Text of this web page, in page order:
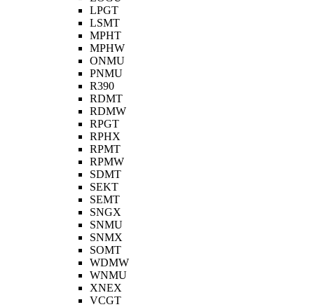
LPGT
LSMT
MPHT
MPHW
ONMU
PNMU
R390
RDMT
RDMW
RPGT
RPHX
RPMT
RPMW
SDMT
SEKT
SEMT
SNGX
SNMU
SNMX
SOMT
WDMW
WNMU
XNEX
VCGT